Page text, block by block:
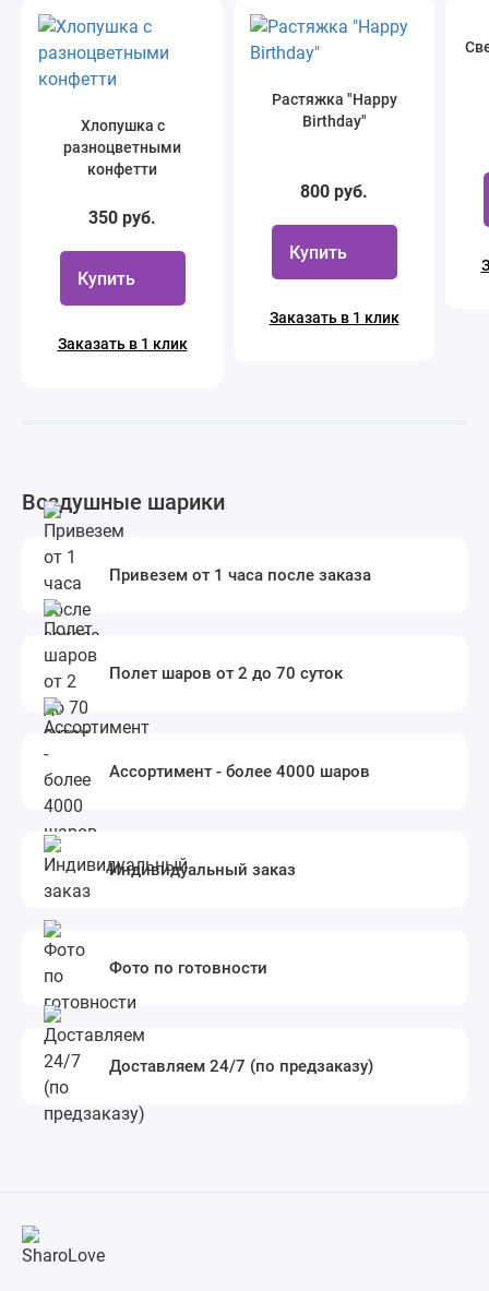
Хлопушка с
разноцветными
конфетти
350 руб.
Купить
Заказать в 1 клик
Растяжка "Happy
Birthday"
800 руб.
Купить
Заказать в 1 клик
Воздушные шарики
Привезем от 1 часа после заказа
Полет шаров от 2 до 70 суток
Ассортимент - более 4000 шаров
Индивидуальный заказ
Фото по готовности
Доставляем 24/7 (по предзаказу)